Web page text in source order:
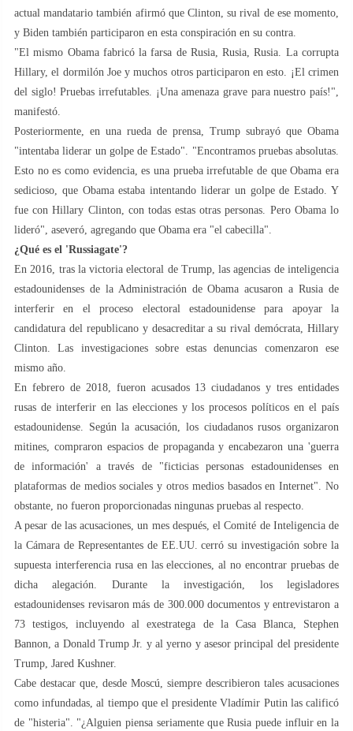
actual mandatario también afirmó que Clinton, su rival de ese momento,
y Biden también participaron en esta conspiración en su contra.
"El mismo Obama fabricó la farsa de Rusia, Rusia, Rusia. La corrupta
Hillary, el dormilón Joe y muchos otros participaron en esto. ¡El crimen
del siglo! Pruebas irrefutables. ¡Una amenaza grave para nuestro país!",
manifestó.
Posteriormente, en una rueda de prensa, Trump subrayó que Obama
"intentaba liderar un golpe de Estado". "Encontramos pruebas absolutas.
Esto no es como evidencia, es una prueba irrefutable de que Obama era
sedicioso, que Obama estaba intentando liderar un golpe de Estado. Y
fue con Hillary Clinton, con todas estas otras personas. Pero Obama lo
lideró", aseveró, agregando que Obama era "el cabecilla".
¿Qué es el 'Russiagate'?
En 2016, tras la victoria electoral de Trump, las agencias de inteligencia
estadounidenses de la Administración de Obama acusaron a Rusia de
interferir en el proceso electoral estadounidense para apoyar la
candidatura del republicano y desacreditar a su rival demócrata, Hillary
Clinton. Las investigaciones sobre estas denuncias comenzaron ese
mismo año.
En febrero de 2018, fueron acusados 13 ciudadanos y tres entidades
rusas de interferir en las elecciones y los procesos políticos en el país
estadounidense. Según la acusación, los ciudadanos rusos organizaron
mitines, compraron espacios de propaganda y encabezaron una 'guerra
de información' a través de "ficticias personas estadounidenses en
plataformas de medios sociales y otros medios basados ​​en Internet". No
obstante, no fueron proporcionadas ningunas pruebas al respecto.
A pesar de las acusaciones, un mes después, el Comité de Inteligencia de
la Cámara de Representantes de EE.UU. cerró su investigación sobre la
supuesta interferencia rusa en las elecciones, al no encontrar pruebas de
dicha alegación. Durante la investigación, los legisladores
estadounidenses revisaron más de 300.000 documentos y entrevistaron a
73 testigos, incluyendo al exestratega de la Casa Blanca, Stephen
Bannon, a Donald Trump Jr. y al yerno y asesor principal del presidente
Trump, Jared Kushner.
Cabe destacar que, desde Moscú, siempre describieron tales acusaciones
como infundadas, al tiempo que el presidente Vladímir Putin las calificó
de "histeria". "¿Alguien piensa seriamente que Rusia puede influir en la